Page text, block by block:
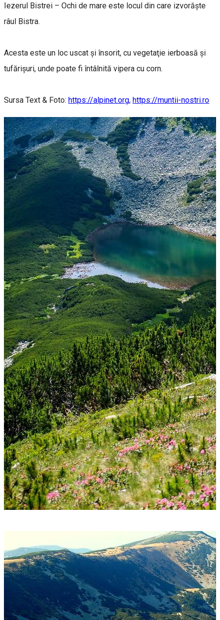
Iezerul Bistrei – Ochi de mare este locul din care izvorăşte
râul Bistra.
Acesta este un loc uscat şi însorit, cu vegetaţie ierboasă şi
tufărişuri, unde poate fi întâlnită vipera cu corn.
Sursa Text & Foto: https://alpinet.org, https://muntii-nostri.ro